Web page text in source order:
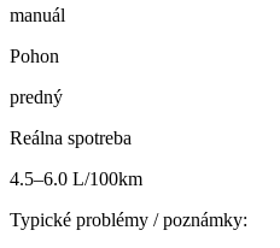
manuál
Pohon
predný
Reálna spotreba
4.5–6.0 L/100km
Typické problémy / poznámky: